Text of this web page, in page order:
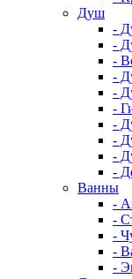
Душ
-
-
-
-
-
-
-
-
-
-
Ванны
-
-
-
-
-